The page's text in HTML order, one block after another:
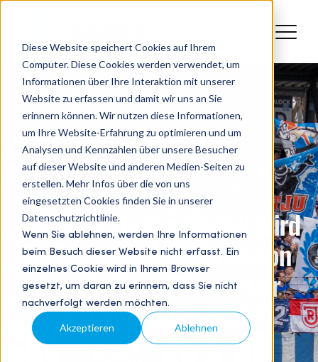
Diese Website speichert Cookies auf Ihrem
Computer. Diese Cookies werden verwendet, um
Informationen über Ihre Interaktion mit unserer
Website zu erfassen und damit wir uns an Sie
erinnern können. Wir nutzen diese Informationen,
um Ihre Website-Erfahrung zu optimieren und um
Analysen und Kennzahlen über unsere Besucher
auf dieser Website und anderen Medien-Seiten zu
erstellen. Mehr Infos über die von uns
eingesetzten Cookies finden Sie in unserer
Datenschutzrichtlinie.
Wenn Sie ablehnen, werden Ihre Informationen
beim Besuch dieser Website nicht erfasst. Ein
einzelnes Cookie wird in Ihrem Browser
gesetzt, um daran zu erinnern, dass Sie nicht
nachverfolgt werden möchten.
Akzeptieren Ablehnen
Partnernetzwerk
Die Heinz Lindner GmbH wird
ab der kommenden Saison
Drei-Sterne-Partner der
Stuttgarter Kickers